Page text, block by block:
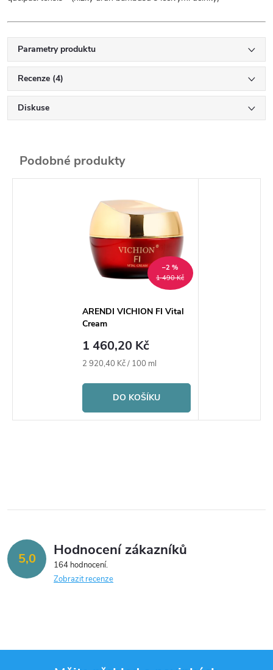
Parametry produktu
Recenze (4)
Diskuse
1 490 Kč
–2 %
ARENDI VICHION FI Vital
Cream
1 460,20 Kč
Měrná
2 920,40 Kč / 100 ml
DO KOŠÍKU
5,0 Hodnocení zákazníků
164 hodnocení
Zobrazit recenze